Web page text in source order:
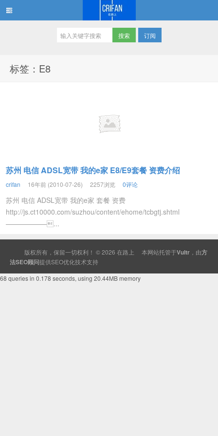
订阅
标签：E8
苏州 电信 ADSL宽带 我的e家 E8/E9套餐 资费介绍
crifan 16年前 (2010-07-26) 2257浏览 0评论
苏州 电信 ADSL宽带 我的e家 套餐 资费
http://js.ct10000.com/suzhou/content/ehome/tcbgtj.shtml
——————...
版权所有，保留一切权利！ © 2026 在路上 本网站托管于Vultr ，由方
法SEO顾问提供SEO优化技术支持
68 queries in 0.178 seconds, using 20.44MB memory